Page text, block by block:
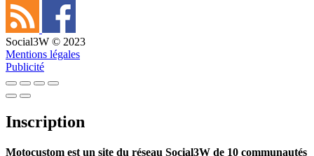
Social3W © 2023
Mentions légales
Publicité
Inscription
Motocustom est un site du réseau Social3W de 10 communautés